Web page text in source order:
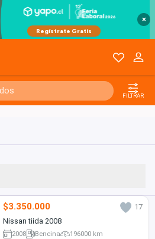
×
FILTRAR
$3.350.000
17
Nissan tiida 2008
2008 Bencina 196000 km